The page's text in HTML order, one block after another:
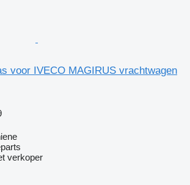
voor IVECO MAGIRUS vrachtwagen
verkoper